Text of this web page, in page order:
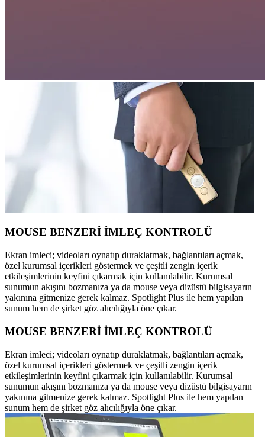
MOUSE BENZERİ İMLEÇ KONTROLÜ
Ekran imleci; videoları oynatıp duraklatmak, bağlantıları açmak,
özel kurumsal içerikleri göstermek ve çeşitli zengin içerik
etkileşimlerinin keyfini çıkarmak için kullanılabilir. Kurumsal
sunumun akışını bozmanıza ya da mouse veya dizüstü bilgisayarın
yakınına gitmenize gerek kalmaz. Spotlight Plus ile hem yapılan
sunum hem de şirket göz alıcılığıyla öne çıkar.
MOUSE BENZERİ İMLEÇ KONTROLÜ
Ekran imleci; videoları oynatıp duraklatmak, bağlantıları açmak,
özel kurumsal içerikleri göstermek ve çeşitli zengin içerik
etkileşimlerinin keyfini çıkarmak için kullanılabilir. Kurumsal
sunumun akışını bozmanıza ya da mouse veya dizüstü bilgisayarın
yakınına gitmenize gerek kalmaz. Spotlight Plus ile hem yapılan
sunum hem de şirket göz alıcılığıyla öne çıkar.